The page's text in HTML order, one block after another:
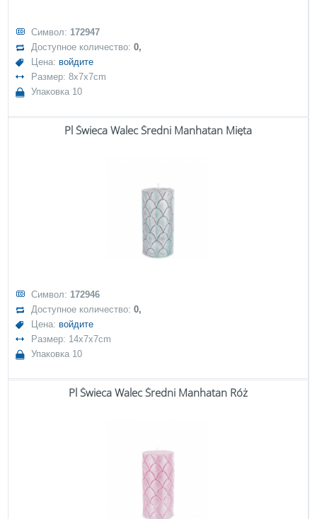
Символ: 172947
Доступное количество:0,
Цена: войдите
Размер: 8x7x7cm
Упаковка 10
Pl Świeca Walec Średni Manhatan Mięta
Символ: 172946
Доступное количество:0,
Цена: войдите
Размер: 14x7x7cm
Упаковка 10
Pl Świeca Walec Średni Manhatan Róż